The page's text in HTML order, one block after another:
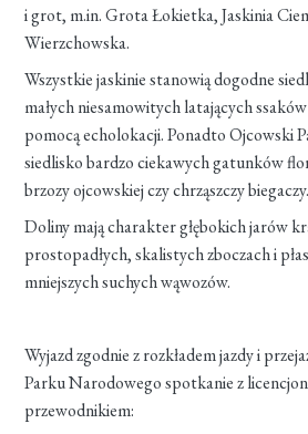
i grot, m.in. Grota Łokietka, Jaskinia
Wierzchowska.
Wszystkie jaskinie stanowią dogodne
małych niesamowitych latających
pomocą echolokacji. Ponadto Ojcowski
siedlisko bardzo ciekawych gatunków
brzozy ojcowskiej czy chrząszczy biegaczy.
Doliny mają charakter głębokich jarów
prostopadłych, skalistych zboczach i
mniejszych suchych wąwozów.
Wyjazd zgodnie z rozkładem jazdy i
Parku Narodowego spotkanie z
przewodnikiem: